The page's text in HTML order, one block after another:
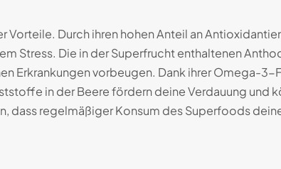
Durch ihren hohen Anteil an
Stress. Die in der Superfrucht enthaltenen
Erkrankungen vorbeugen. Dank ihrer Omega-3-
in der Beere fördern deine Verdauung und
dass regelmäßiger Konsum des Superfoods